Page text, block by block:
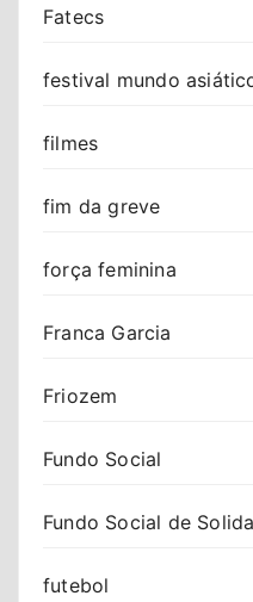
Fatecs
festival mundo
filmes
fim da greve
força feminina
Franca Garcia
Friozem
Fundo Social
Fundo Social de
futebol